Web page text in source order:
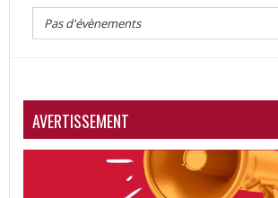
Pas d'évènements
AVERTISSEMENT